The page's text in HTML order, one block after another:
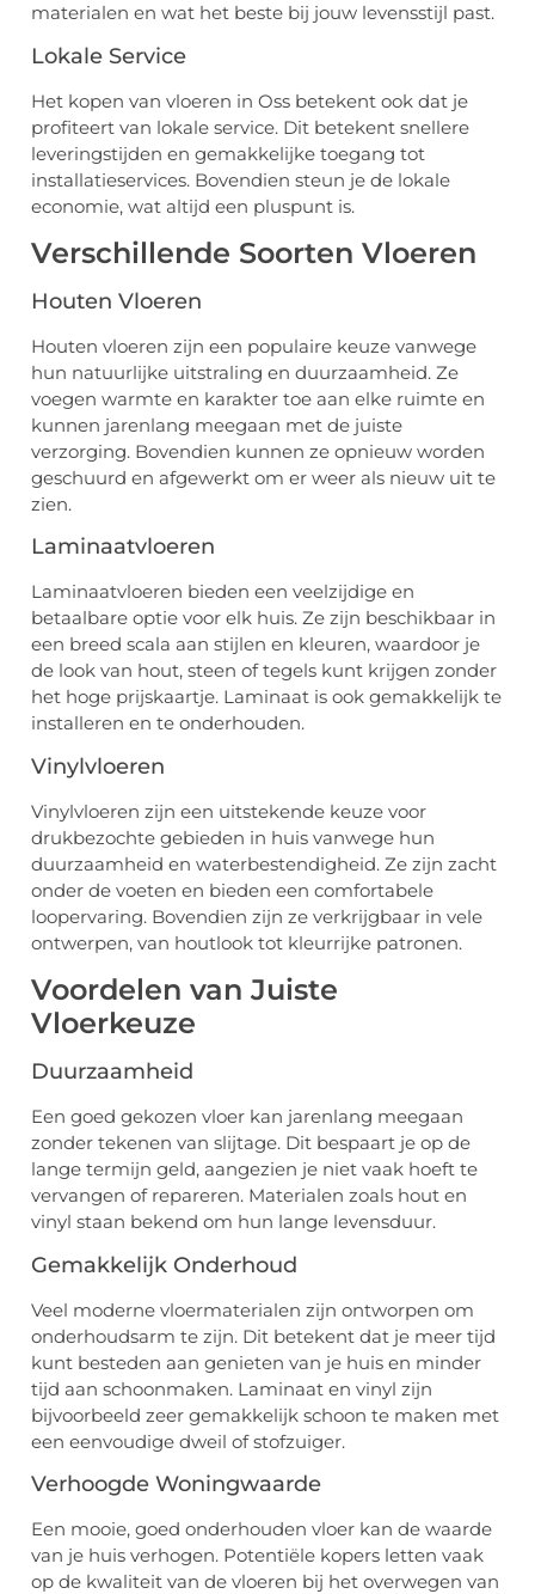
materialen en wat het beste bij jouw levensstijl past.
Lokale Service
Het kopen van vloeren in Oss betekent ook dat je
profiteert van lokale service. Dit betekent snellere
leveringstijden en gemakkelijke toegang tot
installatieservices. Bovendien steun je de lokale
economie, wat altijd een pluspunt is.
Verschillende Soorten Vloeren
Houten Vloeren
Houten vloeren zijn een populaire keuze vanwege
hun natuurlijke uitstraling en duurzaamheid. Ze
voegen warmte en karakter toe aan elke ruimte en
kunnen jarenlang meegaan met de juiste
verzorging. Bovendien kunnen ze opnieuw worden
geschuurd en afgewerkt om er weer als nieuw uit te
zien.
Laminaatvloeren
Laminaatvloeren bieden een veelzijdige en
betaalbare optie voor elk huis. Ze zijn beschikbaar in
een breed scala aan stijlen en kleuren, waardoor je
de look van hout, steen of tegels kunt krijgen zonder
het hoge prijskaartje. Laminaat is ook gemakkelijk te
installeren en te onderhouden.
Vinylvloeren
Vinylvloeren zijn een uitstekende keuze voor
drukbezochte gebieden in huis vanwege hun
duurzaamheid en waterbestendigheid. Ze zijn zacht
onder de voeten en bieden een comfortabele
loopervaring. Bovendien zijn ze verkrijgbaar in vele
ontwerpen, van houtlook tot kleurrijke patronen.
Voordelen van Juiste
Vloerkeuze
Duurzaamheid
Een goed gekozen vloer kan jarenlang meegaan
zonder tekenen van slijtage. Dit bespaart je op de
lange termijn geld, aangezien je niet vaak hoeft te
vervangen of repareren. Materialen zoals hout en
vinyl staan bekend om hun lange levensduur.
Gemakkelijk Onderhoud
Veel moderne vloermaterialen zijn ontworpen om
onderhoudsarm te zijn. Dit betekent dat je meer tijd
kunt besteden aan genieten van je huis en minder
tijd aan schoonmaken. Laminaat en vinyl zijn
bijvoorbeeld zeer gemakkelijk schoon te maken met
een eenvoudige dweil of stofzuiger.
Verhoogde Woningwaarde
Een mooie, goed onderhouden vloer kan de waarde
van je huis verhogen. Potentiële kopers letten vaak
op de kwaliteit van de vloeren bij het overwegen van